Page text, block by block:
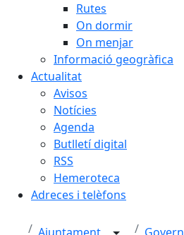
Rutes
On dormir
On menjar
Informació geogràfica
Actualitat
Avisos
Notícies
Agenda
Butlletí digital
RSS
Hemeroteca
Adreces i telèfons